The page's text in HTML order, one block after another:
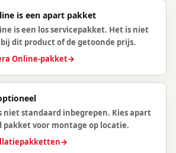
is een apart pakket
is een los servicepakket. Het is niet
dit product of de getoonde prijs.
Online-pakket→
standaard inbegrepen. Kies apart
pakket voor montage op locatie.
→